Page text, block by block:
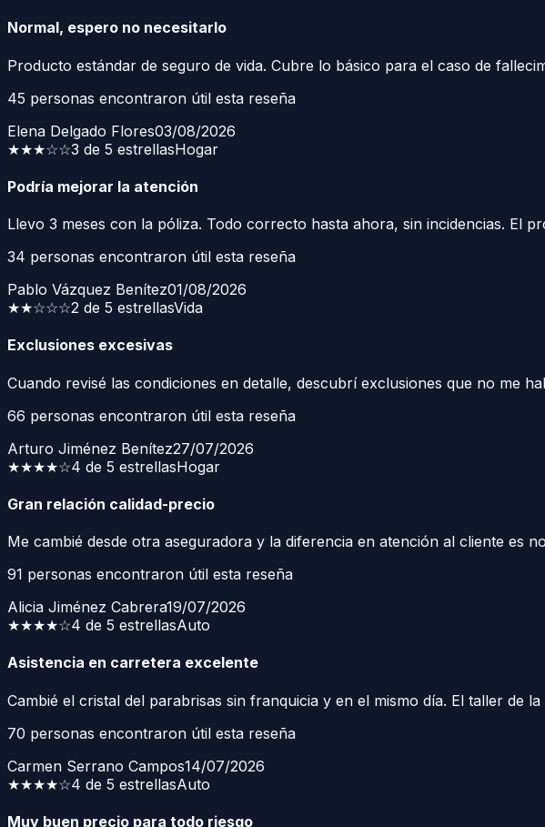
Normal, espero no necesitarlo
Producto estándar de seguro de vida. Cubre lo básico para el caso de
45 personas encontraron útil esta reseña
Elena Delgado Flores03/08/2026
★★★☆☆3 de 5 estrellasHogar
Podría mejorar la atención
Llevo 3 meses con la póliza. Todo correcto hasta ahora, sin incidencias. El
34 personas encontraron útil esta reseña
Pablo Vázquez Benítez01/08/2026
★★☆☆☆2 de 5 estrellasVida
Exclusiones excesivas
Cuando revisé las condiciones en detalle, descubrí exclusiones que no me
66 personas encontraron útil esta reseña
Arturo Jiménez Benítez27/07/2026
★★★★☆4 de 5 estrellasHogar
Gran relación calidad-precio
Me cambié desde otra aseguradora y la diferencia en atención al cliente es
91 personas encontraron útil esta reseña
Alicia Jiménez Cabrera19/07/2026
★★★★☆4 de 5 estrellasAuto
Asistencia en carretera excelente
Cambié el cristal del parabrisas sin franquicia y en el mismo día. El taller de
70 personas encontraron útil esta reseña
Carmen Serrano Campos14/07/2026
★★★★☆4 de 5 estrellasAuto
Muy buen precio para todo riesgo